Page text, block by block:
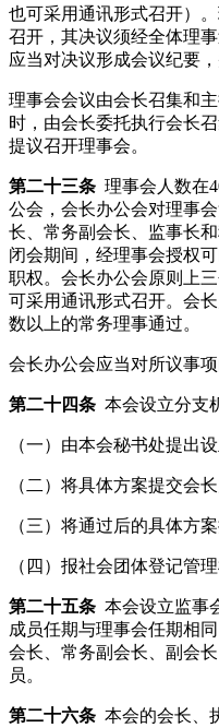
也可采用通讯形式召开）
召开，其决议须经全体理
应当对决议形成会议纪要
理事会会议由会长召集和
时，由会长委托执行会长
提议召开理事会。
第二十三条 理事会人数在
公会，会长办公会对理事
长、常务副会长、监事长
闭会期间，经理事会授权
职权。会长办公会原则上
可采用通讯形式召开。会
数以上的常务理事通过。
会长办公会应当对所议事
第二十四条 本会设立分支
（一）由本会秘书处提出
（二）将具体方案提交会
（三）将通过后的具体方
（四）报社会团体登记管理
第二十五条 本会设立监事
成员任期与理事会任期相
会长、常务副会长、副会
员。
第二十六条 本会的会长、